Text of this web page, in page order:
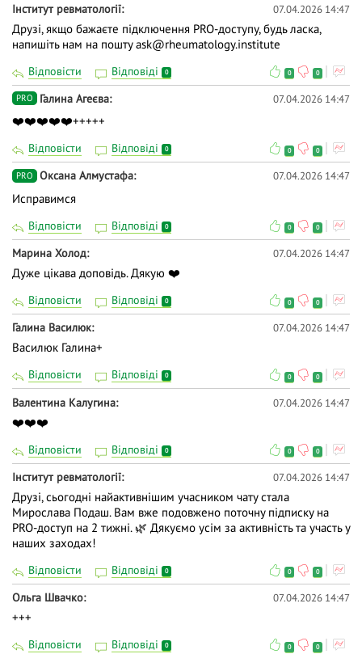
Інститут ревматології 07.04.2026 14:47
Друзі, якщо бажаєте підключення PRO-доступу, будь ласка,
напишіть нам на пошту ask@rheumatology.institute
Відповісти Відповіді 0 0 0
PRO Галина Агеєва 07.04.2026 14:47
❤️❤️❤️❤️❤️+++++
Відповісти Відповіді 0 0 0
PRO Оксана Алмустафа 07.04.2026 14:47
Исправимся
Відповісти Відповіді 0 0 0
Марина Холод 07.04.2026 14:47
Дуже цікава доповідь. Дякую ❤️
Відповісти Відповіді 0 0 0
Галина Василюк 07.04.2026 14:47
Василюк Галина+
Відповісти Відповіді 0 0 0
Валентина Калугина 07.04.2026 14:47
❤️❤️❤️
Відповісти Відповіді 0 0 0
Інститут ревматології 07.04.2026 14:47
Друзі, сьогодні найактивнішим учасником чату стала
Мирослава Подаш. Вам вже подовжено поточну підписку на
PRO-доступ на 2 тижні. 🌿 Дякуємо усім за активність та участь у
наших заходах!
Відповісти Відповіді 0 0 0
Ольга Швачко 07.04.2026 14:47
+++
Відповісти Відповіді 0 0 0